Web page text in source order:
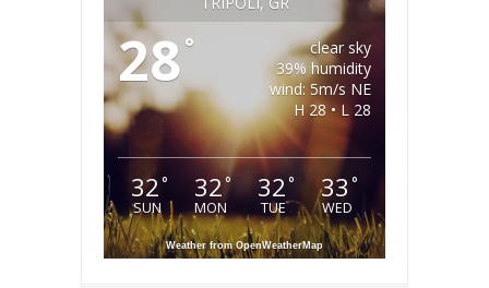
28°
clear sky
39% humidity
wind: 5m/s NE
H 28 • L 28
32°
SUN
32°
MON
32°
TUE
33 °
WED
Weather from OpenWeatherMap